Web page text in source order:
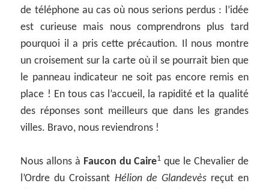
de téléphone au cas où nous serions perdus : l’idée
est curieuse mais nous comprendrons plus tard
pourquoi il a pris cette précaution. Il nous montre
un croisement sur la carte où il se pourrait bien que
le panneau indicateur ne soit pas encore remis en
place ! En tous cas l’accueil, la rapidité et la qualité
des réponses sont meilleurs que dans les grandes
villes. Bravo, nous reviendrons !
Nous allons à Faucon du Caire1 que le Chevalier de
l’Ordre du Croissant Hélion de Glandevèsreçut en